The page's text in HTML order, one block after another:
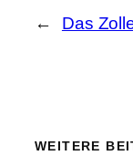
← Das
WEITERE